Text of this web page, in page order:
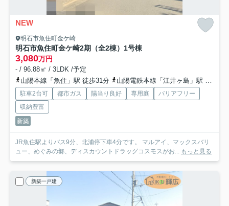
NEW
明石市魚住町金ケ崎
明石市魚住町金ケ崎2期（全2棟）1号棟
3,080万円
- / 96.88㎡ / 3LDK /予定
山陽本線「魚住」駅 徒歩31分
山陽電鉄本線「江井ヶ島」駅 徒歩32分
駐車2台可 都市ガス 陽当り良好 専用庭
バリアフリー
収納豊富
新築
JR魚住駅よりバス9分、北浦停下車4分です。 マルアイ、マックスバリ
ュー、めぐみの郷、ディスカウントドラッグコスモスがお... もっと見る
新築一戸建